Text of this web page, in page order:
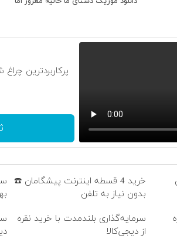
خرید 4 قسطه اینترنت پیشگامان ☎️
بدون نیاز به تلفن
سرمایه‌گذاری بلندمدت با خرید نقره
از دیجی‌کالا